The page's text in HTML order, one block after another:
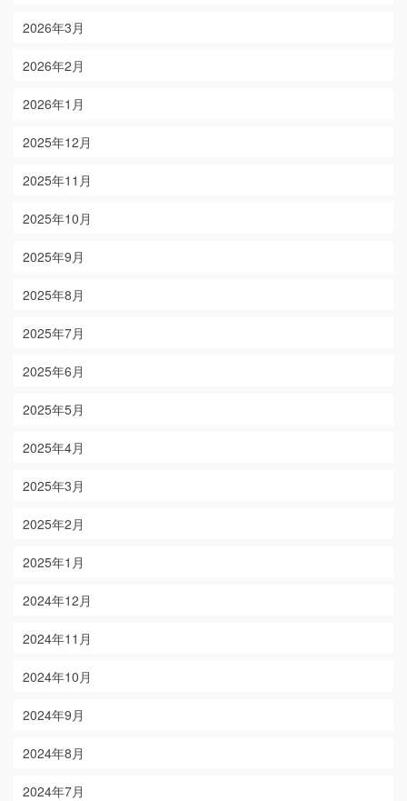
2026年3月
2026年2月
2026年1月
2025年12月
2025年11月
2025年10月
2025年9月
2025年8月
2025年7月
2025年6月
2025年5月
2025年4月
2025年3月
2025年2月
2025年1月
2024年12月
2024年11月
2024年10月
2024年9月
2024年8月
2024年7月